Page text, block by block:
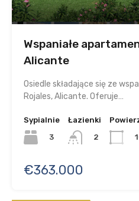
Wspaniałe
Alicante
Osiedle składające się ze
Rojales, Alicante. Oferuje…
Sypialnie
3
Łazienki
2
€363.000